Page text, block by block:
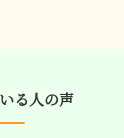
る人の声